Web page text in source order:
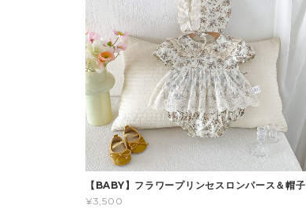
【BABY】フラワープリンセスロンパース＆帽子
¥3,500